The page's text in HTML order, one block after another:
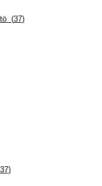
(37)
37)